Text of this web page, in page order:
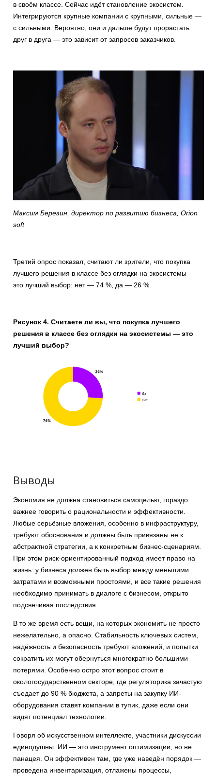
в своём классе. Сейчас идёт становление экосистем.
Интегрируются крупные компании с крупными, сильные —
с сильными. Вероятно, они и дальше будут прорастать
друг в друга — это зависит от запросов заказчиков.
Максим Березин, директор по развитию бизнеса, Orion
soft
Третий опрос показал, считают ли зрители, что покупка
лучшего решения в классе без оглядки на экосистемы —
это лучший выбор: нет — 74 %, да — 26 %.
Рисунок 4. Считаете ли вы, что покупка лучшего
решения в классе без оглядки на экосистемы — это
лучший выбор?
Выводы
Экономия не должна становиться самоцелью, гораздо
важнее говорить о рациональности и эффективности.
Любые серьёзные вложения, особенно в инфраструктуру,
требуют обоснования и должны быть привязаны не к
абстрактной стратегии, а к конкретным бизнес-сценариям.
При этом риск-ориентированный подход имеет право на
жизнь: у бизнеса должен быть выбор между меньшими
затратами и возможными простоями, и все такие решения
необходимо принимать в диалоге с бизнесом, открыто
подсвечивая последствия.
В то же время есть вещи, на которых экономить не просто
нежелательно, а опасно. Стабильность ключевых систем,
надёжность и безопасность требуют вложений, и попытки
сократить их могут обернуться многократно большими
потерями. Особенно остро этот вопрос стоит в
окологосударственном секторе, где регуляторика зачастую
съедает до 90 % бюджета, а запреты на закупку ИИ-
оборудования ставят компании в тупик, даже если они
видят потенциал технологии.
Говоря об искусственном интеллекте, участники дискуссии
единодушны: ИИ — это инструмент оптимизации, но не
панацея. Он эффективен там, где уже наведён порядок —
проведена инвентаризация, отлажены процессы,